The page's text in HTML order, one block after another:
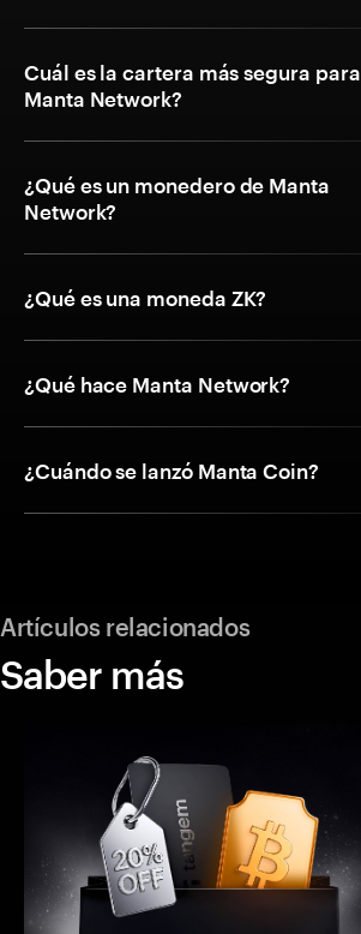
Cuál es la cartera más segura para
Manta Network?
¿Qué es un monedero de Manta
Network?
¿Qué es una moneda ZK?
¿Qué hace Manta Network?
¿Cuándo se lanzó Manta Coin?
Artículos relacionados
Saber más